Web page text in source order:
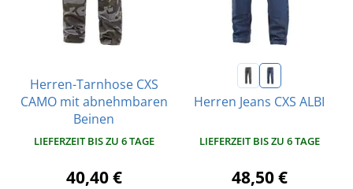
Herren-Tarnhose CXS
CAMO mit abnehmbaren
Beinen
LIEFERZEIT BIS ZU 6 TAGE
40,40 €
Herren Jeans CXS ALBI
LIEFERZEIT BIS ZU 6 TAGE
48,50 €